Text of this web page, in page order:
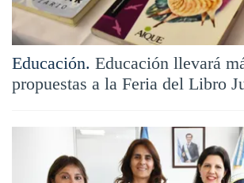
Educación. Educación llevará
propuestas a la Feria del Libro